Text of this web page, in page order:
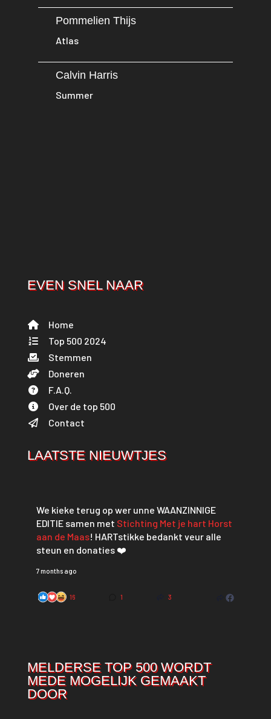
Pommelien Thijs
Atlas
Calvin Harris
Summer
EVEN SNEL NAAR
Home
Top 500 2024
Stemmen
Doneren
F.A.Q.
Over de top 500
Contact
LAATSTE NIEUWTJES
We kieke terug op wer unne WAANZINNIGE
EDITIE samen met Stichting Met je hart Horst
aan de Maas! HARTstikke bedankt veur alle
steun en donaties ❤️
7 months ago
16 1 3
MELDERSE TOP 500 WORDT
MEDE MOGELIJK GEMAAKT
DOOR